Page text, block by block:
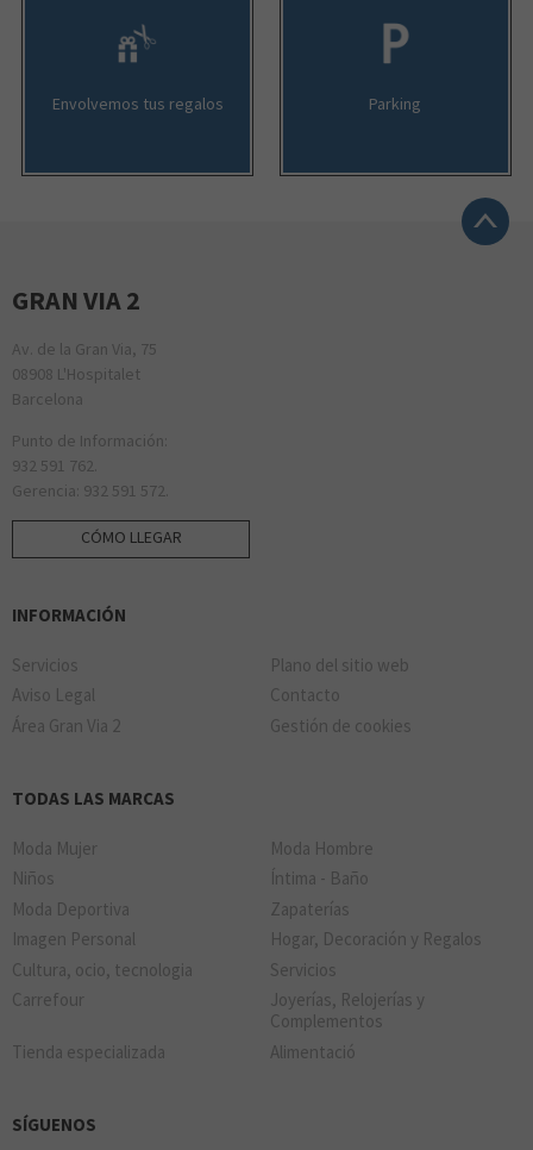
Envolvemos tus regalos Parking
GRAN VIA 2
Av. de la Gran Via, 75
08908 L'Hospitalet
Barcelona
Punto de Información:
932 591 762.
Gerencia: 932 591 572.
CÓMO LLEGAR
INFORMACIÓN
Servicios
Plano del sitio web
Aviso Legal
Contacto
Área Gran Via 2
Gestión de cookies
TODAS LAS MARCAS
Moda Mujer
Moda Hombre
Niños
Íntima - Baño
Moda Deportiva
Zapaterías
Imagen Personal
Hogar, Decoración y Regalos
Cultura, ocio, tecnologia
Servicios
Carrefour
Joyerías, Relojerías y
Complementos
Tienda especializada
Alimentació
SÍGUENOS